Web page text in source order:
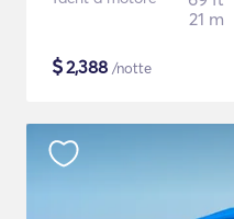
21 m
$2,388 /notte